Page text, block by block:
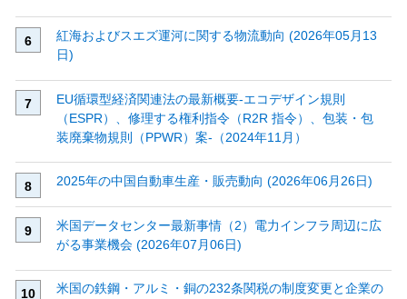
紅海およびスエズ運河に関する物流動向 (2026年05月13
日)
EU循環型経済関連法の最新概要‐エコデザイン規則
（ESPR）、修理する権利指令（R2R 指令）、包装・包
装廃棄物規則（PPWR）案‐（2024年11月）
2025年の中国自動車生産・販売動向 (2026年06月26日)
米国データセンター最新事情（2）電力インフラ周辺に広
がる事業機会 (2026年07月06日)
米国の鉄鋼・アルミ・銅の232条関税の制度変更と企業の